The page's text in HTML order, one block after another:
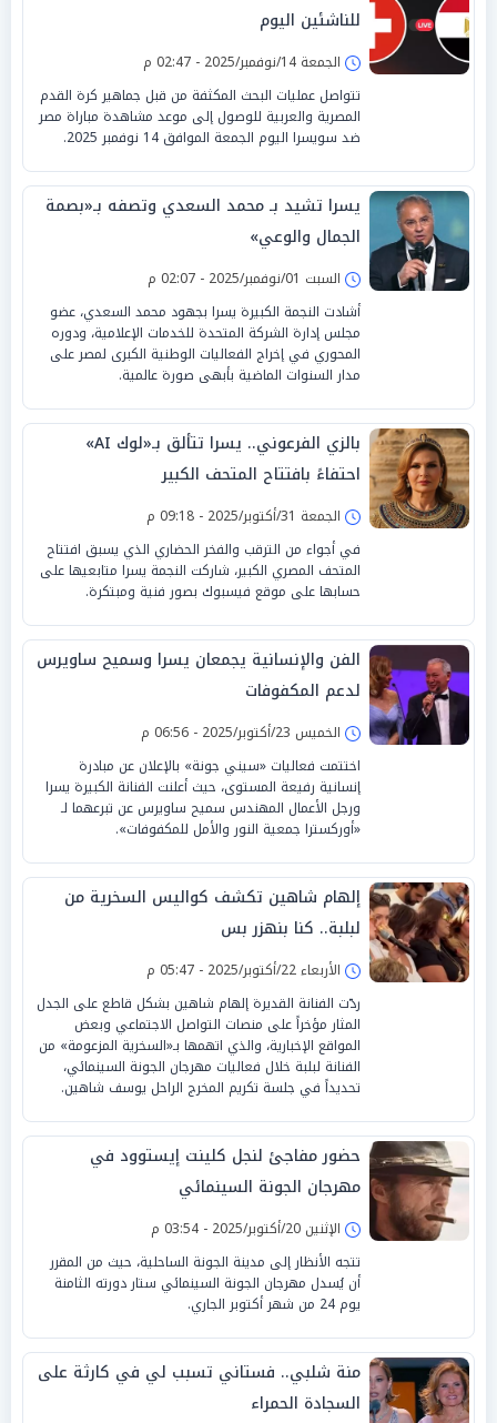
للناشئين اليوم
الجمعة 14/نوفمبر/2025 - 02:47 م
تتواصل عمليات البحث المكثفة من قبل جماهير كرة القدم
المصرية والعربية للوصول إلى موعد مشاهدة مباراة مصر
ضد سويسرا اليوم الجمعة الموافق 14 نوفمبر 2025.
يسرا تشيد بـ محمد السعدي وتصفه بـ«بصمة
الجمال والوعي»
السبت 01/نوفمبر/2025 - 02:07 م
أشادت النجمة الكبيرة يسرا بجهود محمد السعدي، عضو
مجلس إدارة الشركة المتحدة للخدمات الإعلامية، ودوره
المحوري في إخراج الفعاليات الوطنية الكبرى لمصر على
مدار السنوات الماضية بأبهى صورة عالمية.
بالزي الفرعوني.. يسرا تتألق بـ«لوك AI»
احتفاءً بافتتاح المتحف الكبير
الجمعة 31/أكتوبر/2025 - 09:18 م
في أجواء من الترقب والفخر الحضاري الذي يسبق افتتاح
المتحف المصري الكبير، شاركت النجمة يسرا متابعيها على
حسابها على موقع فيسبوك بصور فنية ومبتكرة.
الفن والإنسانية يجمعان يسرا وسميح ساويرس
لدعم المكفوفات
الخميس 23/أكتوبر/2025 - 06:56 م
اختتمت فعاليات «سيني جونة» بالإعلان عن مبادرة
إنسانية رفيعة المستوى، حيث أعلنت الفنانة الكبيرة يسرا
ورجل الأعمال المهندس سميح ساويرس عن تبرعهما لـ
«أوركسترا جمعية النور والأمل للمكفوفات».
إلهام شاهين تكشف كواليس السخرية من
لبلبة.. كنا بنهزر بس
الأربعاء 22/أكتوبر/2025 - 05:47 م
ردّت الفنانة القديرة إلهام شاهين بشكل قاطع على الجدل
المثار مؤخراً على منصات التواصل الاجتماعي وبعض
المواقع الإخبارية، والذي اتهمها بـ«السخرية المزعومة» من
الفنانة لبلبة خلال فعاليات مهرجان الجونة السينمائي،
تحديداً في جلسة تكريم المخرج الراحل يوسف شاهين.
حضور مفاجئ لنجل كلينت إيستوود في
مهرجان الجونة السينمائي
الإثنين 20/أكتوبر/2025 - 03:54 م
تتجه الأنظار إلى مدينة الجونة الساحلية، حيث من المقرر
أن يُسدل مهرجان الجونة السينمائي ستار دورته الثامنة
يوم 24 من شهر أكتوبر الجاري.
منة شلبي.. فستاني تسبب لي في كارثة على
السجادة الحمراء